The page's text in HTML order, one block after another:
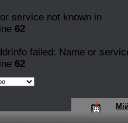
service not known in
62
failed: Name or
62